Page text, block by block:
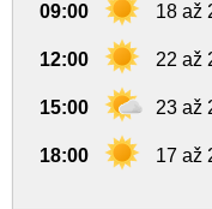
09:00 18 až
12:00 22 až
15:00 23 až
18:00 17 až